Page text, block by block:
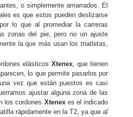
o simplemente amarrados. El
es que estos pueden deslizarse
lo que al promediar la carreras
zonas del pie, pero no un ajuste
la que más usan los triatletas,
elásticosXtenex, que tienen
lo que permite pasarlos por
vez que están puestos es casi
ajustar alguna zona de las
los cordones Xtenexes el indicado
rápidamente en la T2, ya que al